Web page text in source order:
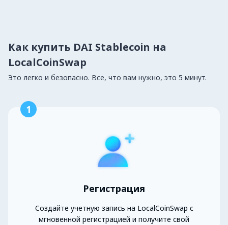
Как купить DAI Stablecoin на
LocalCoinSwap
Это легко и безопасно. Все, что вам нужно, это 5 минут.
1
Регистрация
Создайте учетную запись на LocalCoinSwap с
мгновенной регистрацией и получите свой